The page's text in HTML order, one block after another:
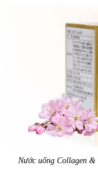
Nước uống Collagen &